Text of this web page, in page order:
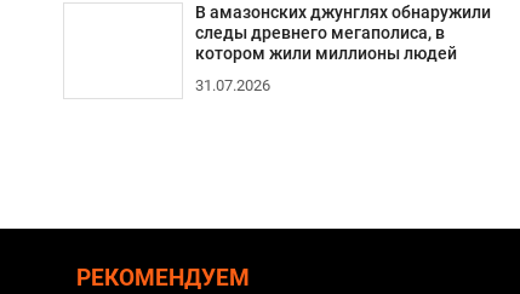
В амазонских джунглях обнаружили
следы древнего мегаполиса, в
котором жили миллионы людей
31.07.2026
РЕКОМЕНДУЕМ